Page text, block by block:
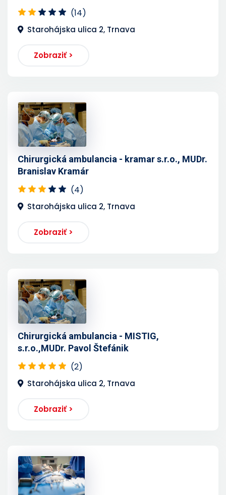
(14)
Starohájska ulica 2, Trnava
Zobraziť >
Chirurgická ambulancia - kramar s.r.o., MUDr.
Branislav Kramár
(4)
Starohájska ulica 2, Trnava
Zobraziť >
Chirurgická ambulancia - MISTIG,
s.r.o.,MUDr. Pavol Štefánik
(2)
Starohájska ulica 2, Trnava
Zobraziť >